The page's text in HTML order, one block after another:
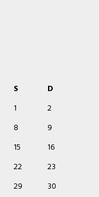
S
D
1
2
8
9
15
16
22
23
29
30